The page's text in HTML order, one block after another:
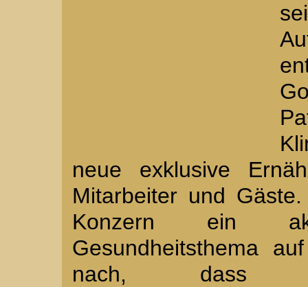
neue exklusive
Mitarbeiter und
Konzern ein
Gesundheitsthema
nach, dass